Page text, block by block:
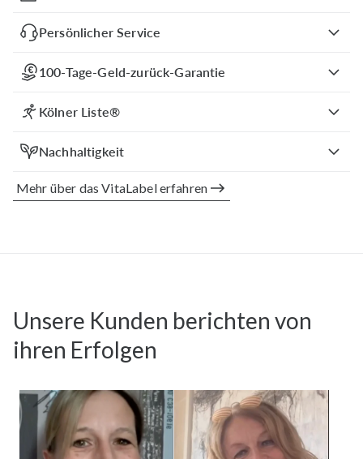
Persönlicher Service
100-Tage-Geld-zurück-Garantie
Kölner Liste®
Nachhaltigkeit
Mehr über das VitaLabel erfahren
Unsere Kunden berichten von
ihren Erfolgen